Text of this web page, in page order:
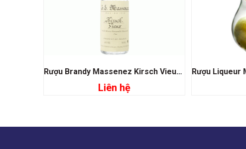
Đọc tiếp
Rượu Brandy Massenez Kirsch Vieux Cherry
Liên hệ